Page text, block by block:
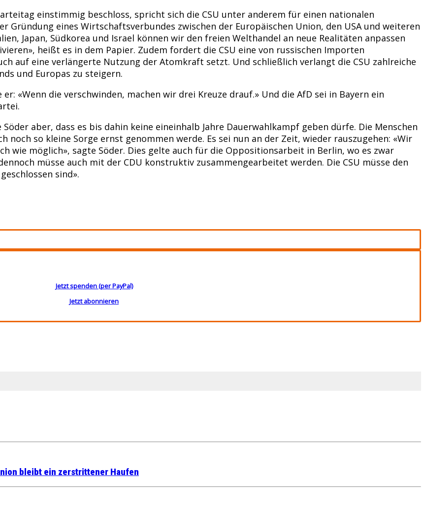
einstimmig beschloss, spricht sich die CSU unter anderem für einen nationalen
Gründung eines Wirtschaftsverbundes zwischen der Europäischen Union, den USA und weiteren
Japan, Südkorea und Israel können wir den freien Welthandel an neue Realitäten anpassen
heißt es in dem Papier. Zudem fordert die CSU eine von russischen Importen
auf eine verlängerte Nutzung der Atomkraft setzt. Und schließlich verlangt die CSU zahlreiche
und Europas zu steigern.
«Wenn die verschwinden, machen wir drei Kreuze drauf.» Und die AfD sei in Bayern ein
aber, dass es bis dahin keine eineinhalb Jahre Dauerwahlkampf geben dürfe. Die Menschen
noch so kleine Sorge ernst genommen werde. Es sei nun an der Zeit, wieder rauszugehen: «Wir
wie möglich», sagte Söder. Dies gelte auch für die Oppositionsarbeit in Berlin, wo es zwar
müsse auch mit der CDU konstruktiv zusammengearbeitet werden. Die CSU müsse den
sind».
Jetzt spenden (per PayPal)
Jetzt abonnieren
bleibt ein zerstrittener Haufen